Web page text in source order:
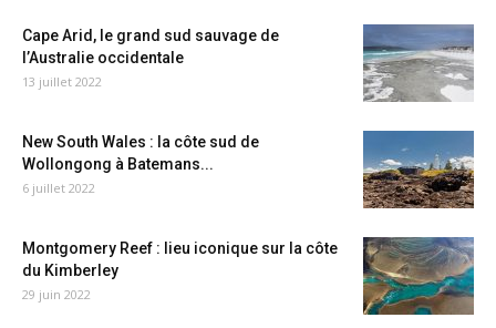
Cape Arid, le grand sud sauvage de
l’Australie occidentale
13 juillet 2022
New South Wales : la côte sud de
Wollongong à Batemans...
6 juillet 2022
Montgomery Reef : lieu iconique sur la côte
du Kimberley
29 juin 2022